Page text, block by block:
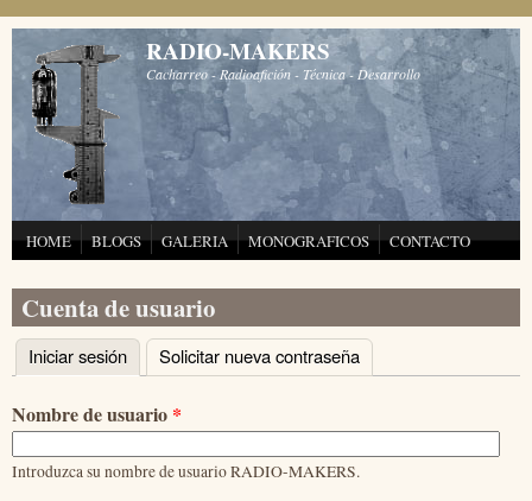
Pasar al contenido principal
RADIO-MAKERS
Cacharreo - Radioafición - Técnica - Desarrollo
HOME BLOGS GALERIA MONOGRAFICOS CONTACTO
Cuenta de usuario
Solapas principales
Iniciar sesión (solapa activa)
Solicitar nueva contraseña
Nombre de usuario *
Introduzca su nombre de usuario RADIO-MAKERS.